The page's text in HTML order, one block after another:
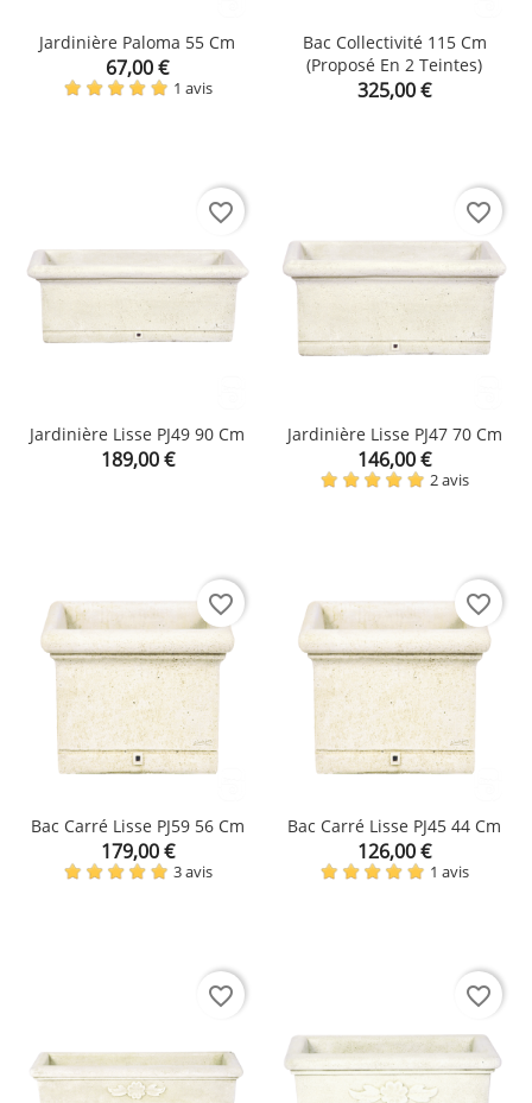
Jardinière Paloma 55 Cm
Prix
67,00 €
1 avis
Bac Collectivité 115 Cm
(proposé En 2 Teintes)
Prix
325,00 €
Jardinière Lisse PJ49 90 Cm
Prix
189,00 €
favorite_border
Jardinière Lisse PJ47 70 Cm
Prix
146,00 €
2 avis
favorite_border
Bac Carré Lisse PJ59 56 Cm
Prix
179,00 €
3 avis
favorite_border
Bac Carré Lisse PJ45 44 Cm
Prix
126,00 €
1 avis
favorite_border
favorite_border favorite_border